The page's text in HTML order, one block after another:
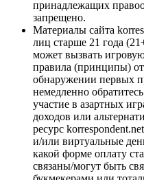
принадлежащих
запрещено.
Материалы сайта
лиц старше 21 года
может вызвать
правила (принципы)
обнаружении первых
немедленно
участие в азартных
доходов или
ресурс
и/или виртуальные
какой форме оплату
связаны/могут быть